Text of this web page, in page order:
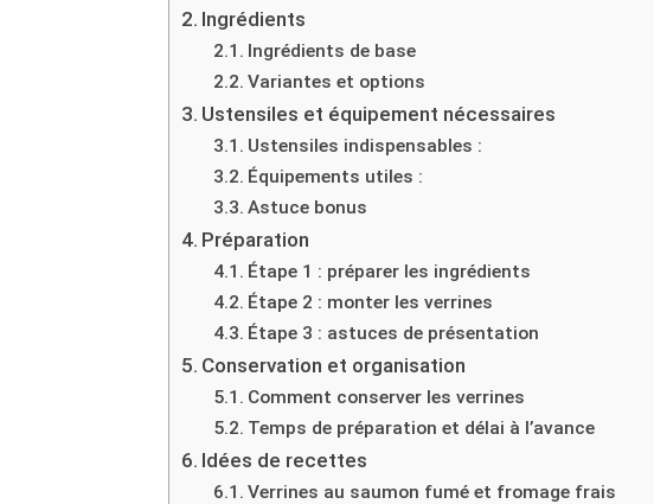
Ingrédients
Ingrédients de base
Variantes et options
Ustensiles et équipement nécessaires
Ustensiles indispensables :
Équipements utiles :
Astuce bonus
Préparation
Étape 1 : préparer les ingrédients
Étape 2 : monter les verrines
Étape 3 : astuces de présentation
Conservation et organisation
Comment conserver les verrines
Temps de préparation et délai à l’avance
Idées de recettes
Verrines au saumon fumé et fromage frais